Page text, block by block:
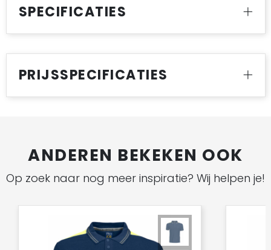
SPECIFICATIES
PRIJSSPECIFICATIES
ANDEREN BEKEKEN OOK
Op zoek naar nog meer inspiratie? Wij helpen je!